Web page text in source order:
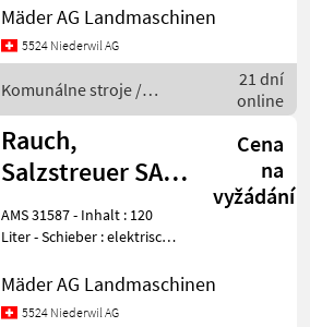
einfachwirkend - Volumen :
Rührwerk : für Split
Mäder AG Landmaschinen
5524 Niederwil AG
Komunálne stroje /
Rauch
21 dní
online
Rauch,
Salzstreuer SA
121 R
Cena
na
vyžádání
AMS 31587 - Inhalt : 120
Liter - Schieber : elektrische
500 cm manuell verstellbar
Mäder AG Landmaschinen
5524 Niederwil AG